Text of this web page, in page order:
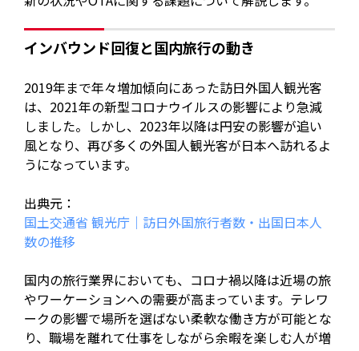
インバウンド回復と国内旅行の動き
2019年まで年々増加傾向にあった訪日外国人観光客
は、2021年の新型コロナウイルスの影響により急減
しました。しかし、2023年以降は円安の影響が追い
風となり、再び多くの外国人観光客が日本へ訪れるよ
うになっています。
出典元：
国土交通省 観光庁｜訪日外国旅行者数・出国日本人
数の推移
国内の旅行業界においても、コロナ禍以降は近場の旅
やワーケーションへの需要が高まっています。テレワ
ークの影響で場所を選ばない柔軟な働き方が可能とな
り、職場を離れて仕事をしながら余暇を楽しむ人が増